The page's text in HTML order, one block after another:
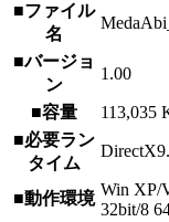
■ファイル
名
■バージョ
ン
1.00
■容量
113,035
■必要ラン
タイム
■動作環境 Win XP/
32bit/8